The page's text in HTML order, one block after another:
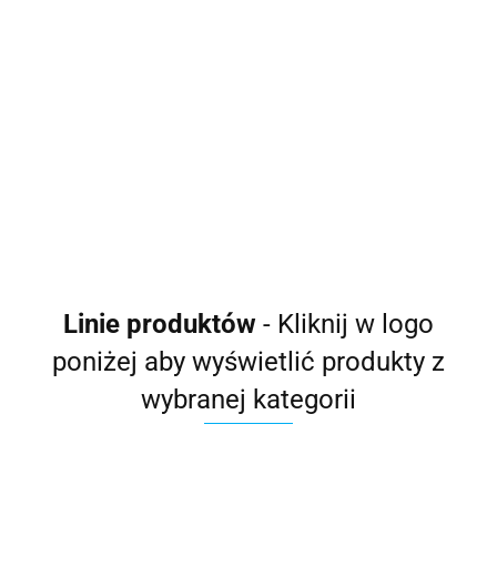
Linie produktów - Kliknij w logo
poniżej aby wyświetlić produkty z
wybranej kategorii